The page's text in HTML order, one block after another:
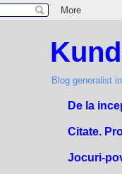
Blog generalist
De la
Citate.
Jocuri-